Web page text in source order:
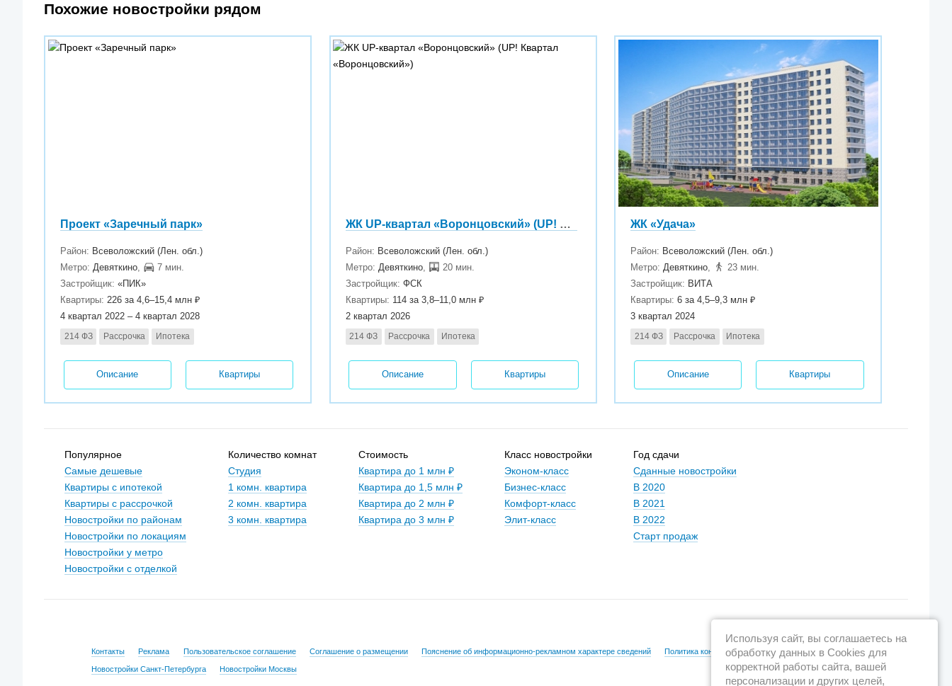
Похожие новостройки рядом
Проект «Заречный парк»
Район: Всеволожский (Лен. обл.)
Метро: Девяткино,
7 мин.
Застройщик: «ПИК»
Квартиры: 226 за 4,6–15,4 млн ₽
4 квартал 2022 – 4 квартал 2028
214 ФЗ
Рассрочка Ипотека
Описание Квартиры
ЖК UP-квартал «Воронцовский» (UP! Квартал «Воронцовский»)
Район: Всеволожский (Лен. обл.)
Метро: Девяткино,
20 мин.
Застройщик: ФСК
Квартиры: 114 за 3,8–11,0 млн ₽
2 квартал 2026
214 ФЗ
Рассрочка Ипотека
Описание Квартиры
ЖК «Удача»
Район: Всеволожский (Лен. обл.)
Метро: Девяткино
23 мин.
Застройщик: ВИТА
Квартиры:6 за 4,5–9,3 млн ₽
3 квартал 2024
214 ФЗ
Рассрочка Ипотека
Описание Квартиры
Популярное
Самые дешевые
Квартиры с ипотекой
Квартиры с рассрочкой
Новостройки по районам
Новостройки по локациям
Новостройки у метро
Новостройки с отделкой
Количество комнат
Студия
1 комн. квартира
2 комн. квартира
3 комн. квартира
Стоимость
Квартира до 1 млн ₽
Квартира до 1,5 млн ₽
Квартира до 2 млн ₽
Квартира до 3 млн ₽
Класс новостройки
Эконом-класс
Бизнес-класс
Комфорт-класс
Элит-класс
Год сдачи
Сданные новостройки
В 2020
В 2021
В 2022
Старт продаж
Контакты Реклама Пользовательское соглашение Соглашение о размещении Пояснение об информационно-рекламном характере сведений Политика конфиденциальности
Новостройки Санкт-Петербурга Новостройки Москвы
Используя сайт, вы соглашаетесь на
обработку данных в Cookies для
корректной работы сайта, вашей
персонализации и других целей,